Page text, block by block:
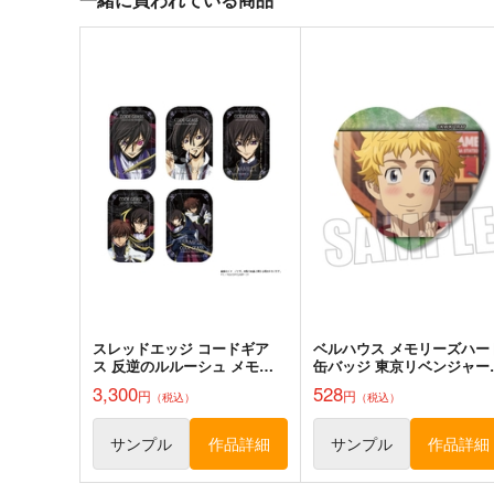
東方Project
狐色 祭り色二十三尾。
狐色
Clutch Shooter #04
Silver Forest
東方スライドキーホルダー
レミリア
AbsoluteZero
990円（税込）
レミリア・スカーレット
サンプル 作品詳細
缶バッジブルー天使ちゃん
水蓮亭
715円（税込）
サンプル
スレッドエッジ コードギア
ス 反逆のルルーシュ メモリ
バッジコレクション BOX
3,300円 （税込）
サンプル 作品詳細
ベルハウス メモリーズハー
缶バッジ 東京リベンジャー
528円 （税込）
サンプル 作品詳細